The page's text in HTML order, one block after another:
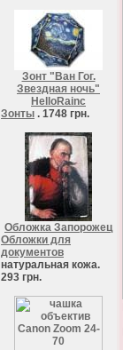
Зонт "Ван Гог.
Звездная ночь"
HelloRainc
Зонты . 1748 грн.
Обложка Запорожец
Обложки для
документов
натуральная кожа.
293 грн.